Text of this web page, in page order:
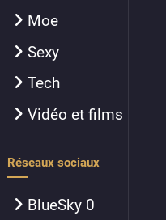
Moe
Sexy
Tech
Vidéo et films
Réseaux sociaux
BlueSky 0